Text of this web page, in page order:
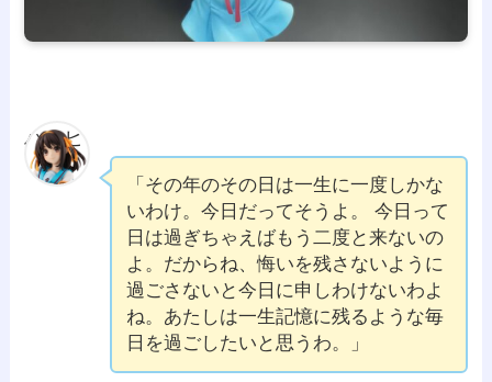
ハルヒ
「その年のその日は一生に一度しかな
いわけ。今日だってそうよ。 今日って
日は過ぎちゃえばもう二度と来ないの
よ。だからね、悔いを残さないように
過ごさないと今日に申しわけないわよ
ね。あたしは一生記憶に残るような毎
日を過ごしたいと思うわ。」